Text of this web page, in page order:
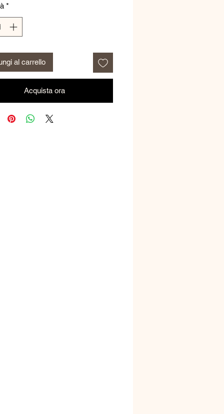
*
al carrello
Acquista ora